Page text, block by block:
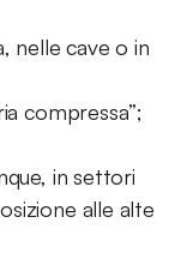
nelle cave o in
compressa”;
in settori
alle alte